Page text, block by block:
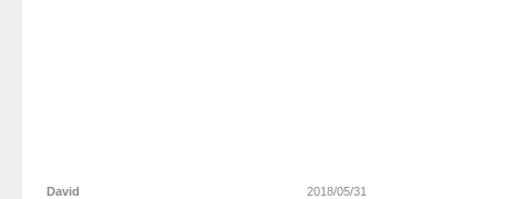
David 2018/05/31